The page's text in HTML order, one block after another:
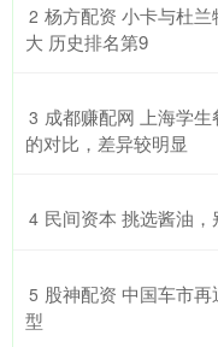
2 杨方配资 小卡与杜
大 历史排名第9
3 成都赚配网 上海学
的对比，差异较明显
4 民间资本 挑选酱油，
5 股神配资 中国车市
型